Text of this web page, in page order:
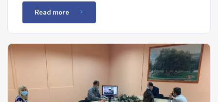
Read more